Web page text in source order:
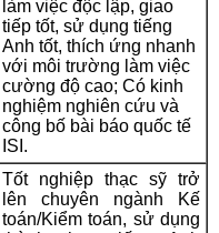
làm việc độc lập, giao
tiếp tốt, sử dụng tiếng
Anh tốt, thích ứng nhanh
với môi trường làm việc
cường độ cao; Có kinh
nghiệm nghiên cứu và
công bố bài báo quốc tế
ISI.
Tốt nghiệp thạc sỹ trở
lên chuyên ngành Kế
toán/Kiểm toán, sử dụng